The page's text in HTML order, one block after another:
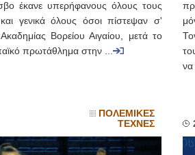
έκανε υπερήφανους όλους τους
γενικά όλους όσοι πίστεψαν σ'
Βορείου Αιγαίου, μετά το
πρωτάθλημα στην ...
να
ΠΟΛΕΜΙΚΕΣ
ΤΕΧΝΕΣ